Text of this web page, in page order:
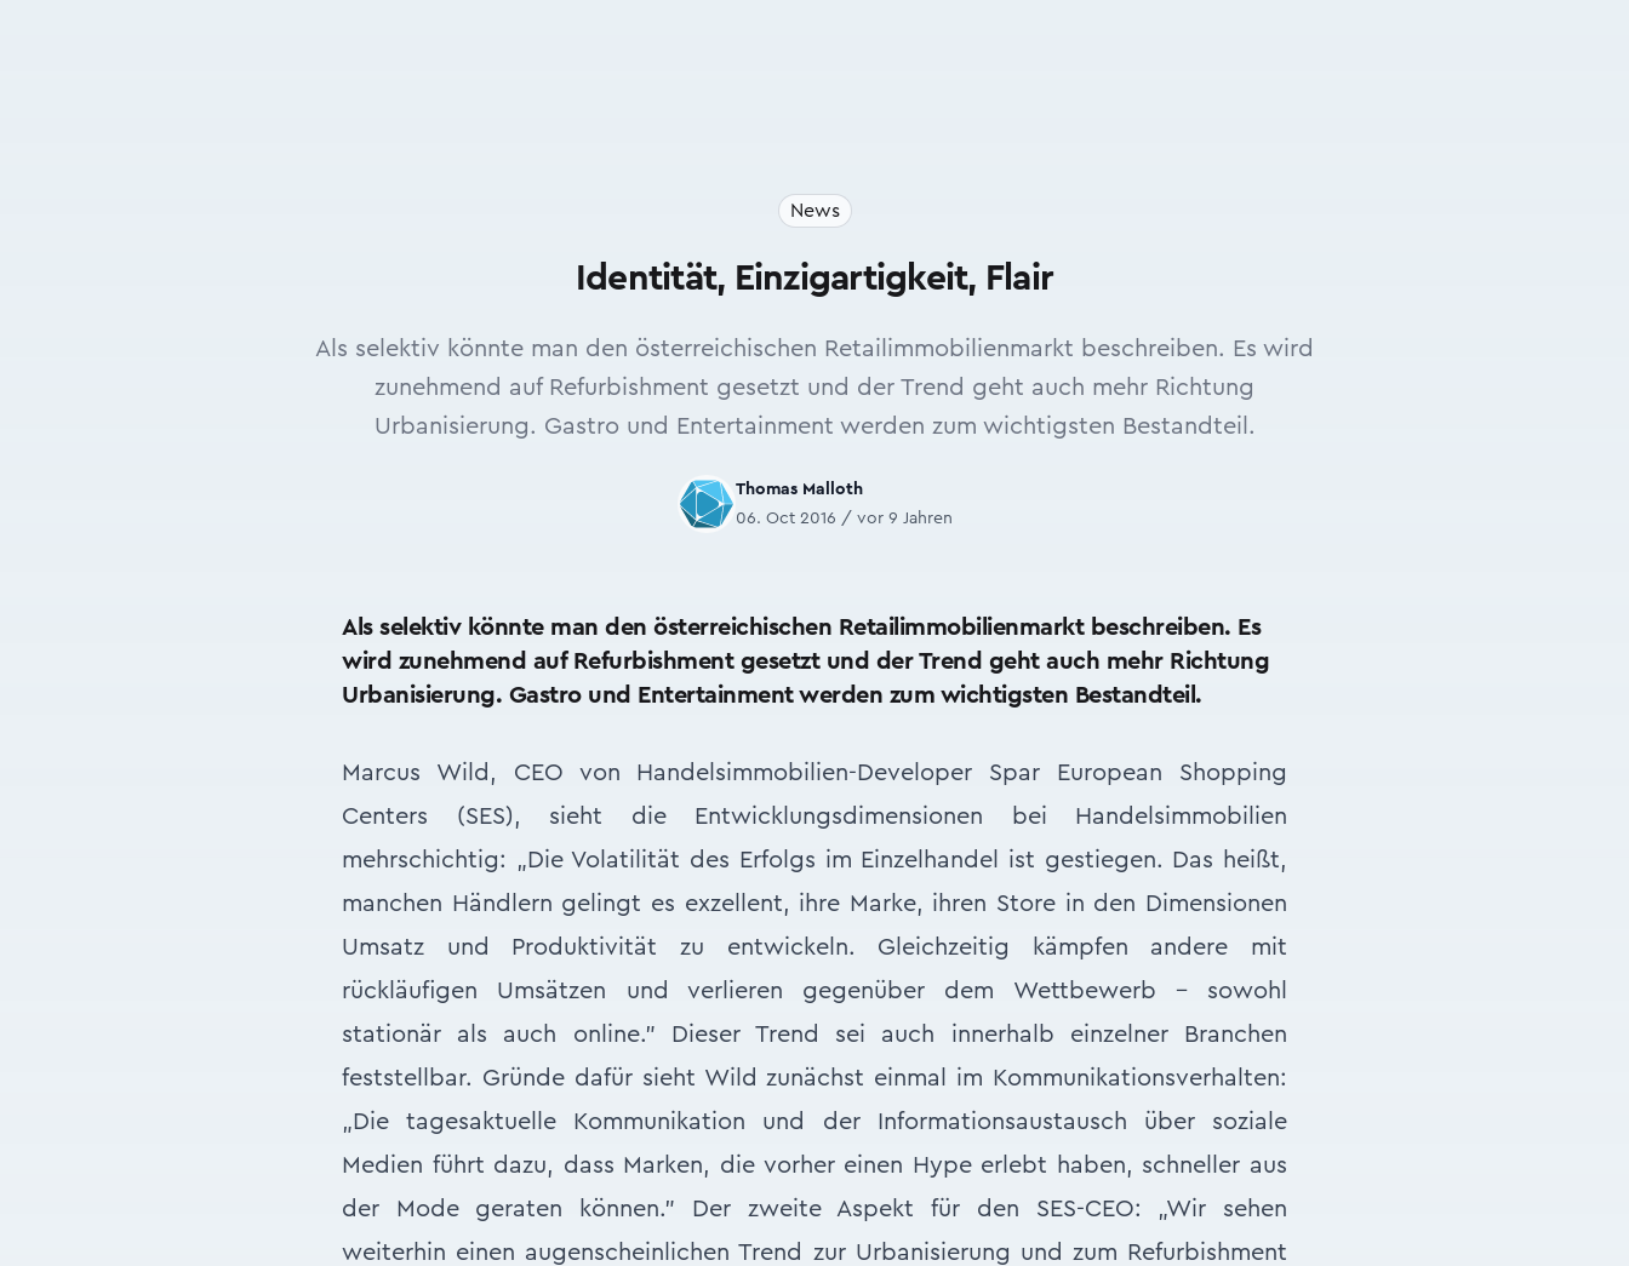
News
Identität, Einzigartigkeit, Flair
Als selektiv könnte man den österreichischen Retailimmobilienmarkt beschreiben. Es wird
zunehmend auf Refurbishment gesetzt und der Trend geht auch mehr Richtung
Urbanisierung. Gastro und Entertainment werden zum wichtigsten Bestandteil.
Thomas Malloth
06. Oct 2016 / vor 9 Jahren
Als selektiv könnte man den österreichischen Retailimmobilienmarkt beschreiben. Es
wird zunehmend auf Refurbishment gesetzt und der Trend geht auch mehr Richtung
Urbanisierung. Gastro und Entertainment werden zum wichtigsten Bestandteil.
Marcus Wild, CEO von Handelsimmobilien-Developer Spar European Shopping
Centers (SES), sieht die Entwicklungsdimensionen bei Handelsimmobilien
mehrschichtig: „Die Volatilität des Erfolgs im Einzelhandel ist gestiegen. Das heißt,
manchen Händlern gelingt es exzellent, ihre Marke, ihren Store in den Dimensionen
Umsatz und Produktivität zu entwickeln. Gleichzeitig kämpfen andere mit
rückläufigen Umsätzen und verlieren gegenüber dem Wettbewerb – sowohl
stationär als auch online.” Dieser Trend sei auch innerhalb einzelner Branchen
feststellbar. Gründe dafür sieht Wild zunächst einmal im Kommunikationsverhalten:
„Die tagesaktuelle Kommunikation und der Informationsaustausch über soziale
Medien führt dazu, dass Marken, die vorher einen Hype erlebt haben, schneller aus
der Mode geraten können.” Der zweite Aspekt für den SES-CEO: „Wir sehen
weiterhin einen augenscheinlichen Trend zur Urbanisierung und zum Refurbishment